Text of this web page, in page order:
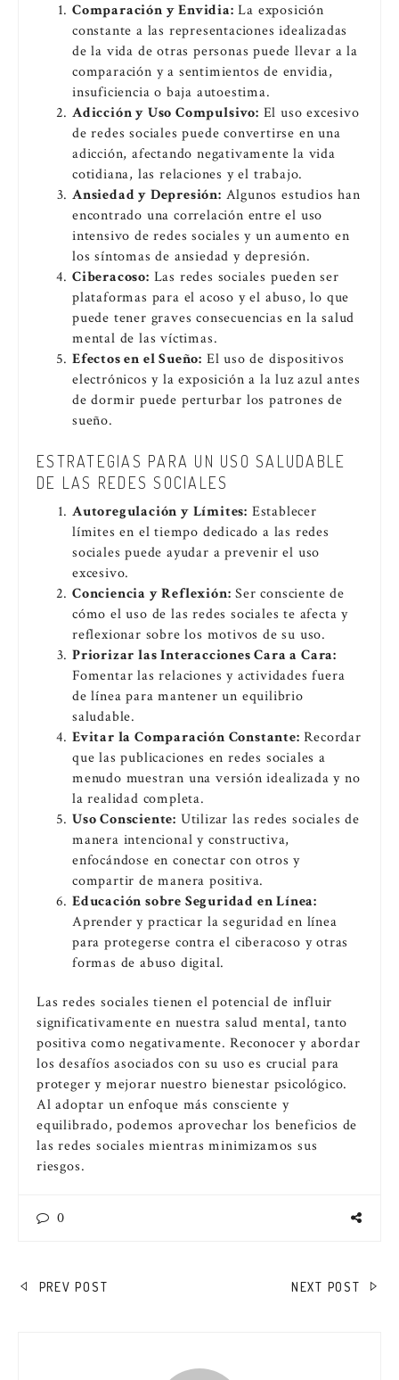
Comparación y Envidia: La exposición
constante a las representaciones idealizadas
de la vida de otras personas puede llevar a la
comparación y a sentimientos de envidia,
insuficiencia o baja autoestima.
Adicción y Uso Compulsivo: El uso excesivo
de redes sociales puede convertirse en una
adicción, afectando negativamente la vida
cotidiana, las relaciones y el trabajo.
Ansiedad y Depresión: Algunos estudios han
encontrado una correlación entre el uso
intensivo de redes sociales y un aumento en
los síntomas de ansiedad y depresión.
Ciberacoso: Las redes sociales pueden ser
plataformas para el acoso y el abuso, lo que
puede tener graves consecuencias en la salud
mental de las víctimas.
Efectos en el Sueño: El uso de dispositivos
electrónicos y la exposición a la luz azul antes
de dormir puede perturbar los patrones de
sueño.
ESTRATEGIAS PARA UN USO SALUDABLE
DE LAS REDES SOCIALES
Autoregulación y Límites: Establecer
límites en el tiempo dedicado a las redes
sociales puede ayudar a prevenir el uso
excesivo.
Conciencia y Reflexión: Ser consciente de
cómo el uso de las redes sociales te afecta y
reflexionar sobre los motivos de su uso.
Priorizar las Interacciones Cara a Cara:
Fomentar las relaciones y actividades fuera
de línea para mantener un equilibrio
saludable.
Evitar la Comparación Constante: Recordar
que las publicaciones en redes sociales a
menudo muestran una versión idealizada y no
la realidad completa.
Uso Consciente: Utilizar las redes sociales de
manera intencional y constructiva,
enfocándose en conectar con otros y
compartir de manera positiva.
Educación sobre Seguridad en Línea:
Aprender y practicar la seguridad en línea
para protegerse contra el ciberacoso y otras
formas de abuso digital.
Las redes sociales tienen el potencial de influir
significativamente en nuestra salud mental, tanto
positiva como negativamente. Reconocer y abordar
los desafíos asociados con su uso es crucial para
proteger y mejorar nuestro bienestar psicológico.
Al adoptar un enfoque más consciente y
equilibrado, podemos aprovechar los beneficios de
las redes sociales mientras minimizamos sus
riesgos.
0
NAVEGACIÓN
PREV POST NEXT POST